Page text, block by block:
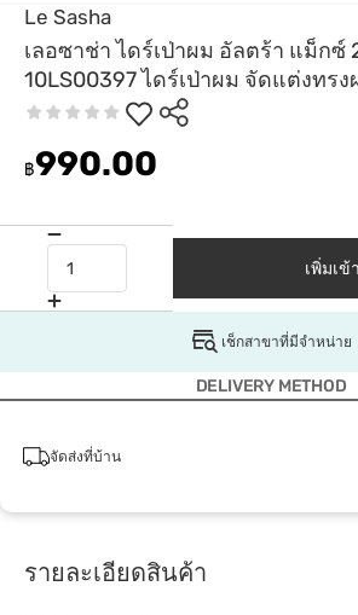
Le Sasha
เลอซาช่า ไดร์เป่าผม อัลตร้า แม็กซ์
10LS00397 ไดร์เป่าผม จัดแต่งทรง
฿990.00
เพิ่มเข้
เช็กสาขาที่มีจำหน่าย
DELIVERY METHOD
จัดส่งที่บ้าน
รายละเอียดสินค้า